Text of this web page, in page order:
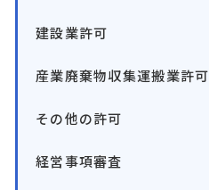
建設業許可
産業廃棄物収集運搬業許可
その他の許可
経営事項審査